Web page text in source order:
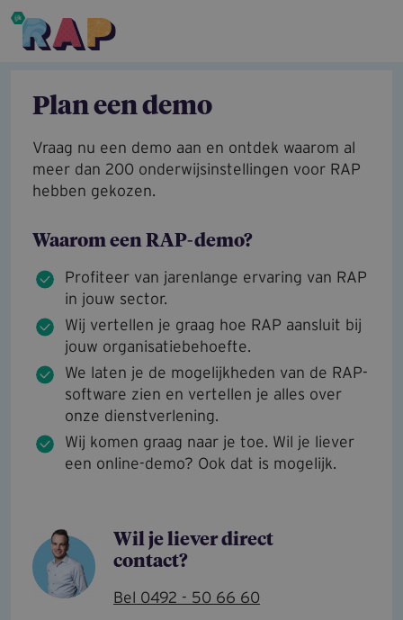
Overslaan en naar de inhoud gaan
Plan een demo
Vraag nu een demo aan en ontdek waarom al
meer dan 200 onderwijsinstellingen voor RAP
hebben gekozen.
Waarom een RAP-demo?
Profiteer van jarenlange ervaring van RAP
in jouw sector.
Wij vertellen je graag hoe RAP aansluit bij
jouw organisatiebehoefte.
We laten je de mogelijkheden van de RAP-
software zien en vertellen je alles over
onze dienstverlening.
Wij komen graag naar je toe. Wil je liever
een online-demo? Ook dat is mogelijk.
Wil je liever direct
contact?
Bel 0492 - 50 66 60